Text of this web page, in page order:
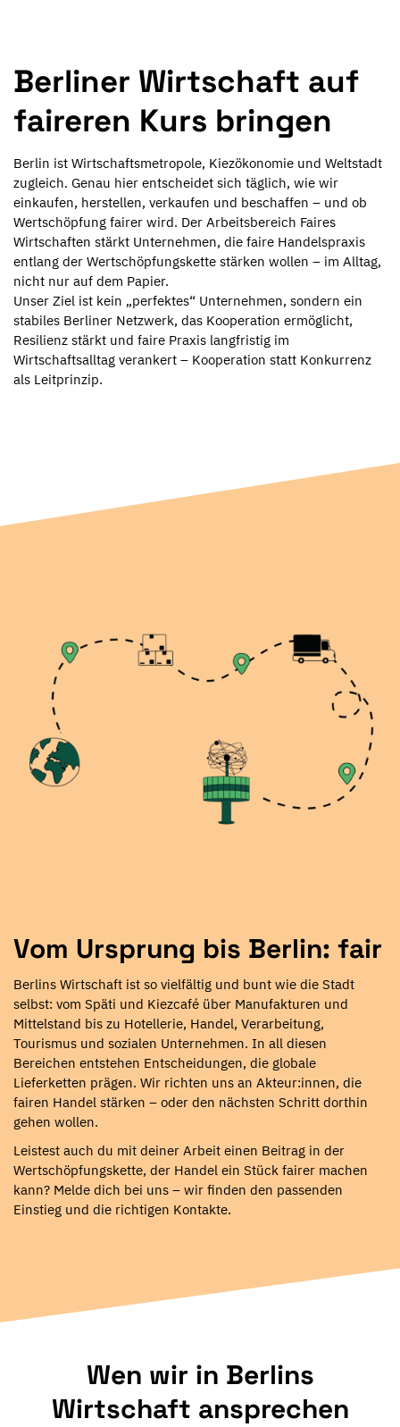
Berliner Wirtschaft auf
faireren Kurs bringen
Berlin ist Wirtschaftsmetropole, Kiezökonomie und Weltstadt
zugleich. Genau hier entscheidet sich täglich, wie wir
einkaufen, herstellen, verkaufen und beschaffen – und ob
Wertschöpfung fairer wird. Der Arbeitsbereich Faires
Wirtschaften stärkt Unternehmen, die faire Handelspraxis
entlang der Wertschöpfungskette stärken wollen – im Alltag,
nicht nur auf dem Papier.
Unser Ziel ist kein „perfektes“ Unternehmen, sondern ein
stabiles Berliner Netzwerk, das Kooperation ermöglicht,
Resilienz stärkt und faire Praxis langfristig im
Wirtschaftsalltag verankert – Kooperation statt Konkurrenz
als Leitprinzip.
Vom Ursprung bis Berlin: fair
Berlins Wirtschaft ist so vielfältig und bunt wie die Stadt
selbst: vom Späti und Kiezcafé über Manufakturen und
Mittelstand bis zu Hotellerie, Handel, Verarbeitung,
Tourismus und sozialen Unternehmen. In all diesen
Bereichen entstehen Entscheidungen, die globale
Lieferketten prägen. Wir richten uns an Akteur:innen, die
fairen Handel stärken – oder den nächsten Schritt dorthin
gehen wollen.
Leistest auch du mit deiner Arbeit einen Beitrag in der
Wertschöpfungskette, der Handel ein Stück fairer machen
kann? Melde dich bei uns – wir finden den passenden
Einstieg und die richtigen Kontakte.
Wen wir in Berlins
Wirtschaft ansprechen